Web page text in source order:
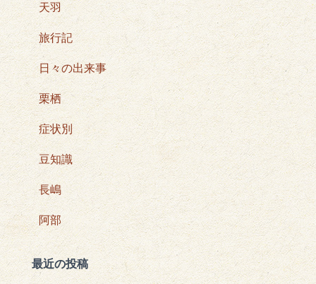
天羽
旅行記
日々の出来事
栗栖
症状別
豆知識
長嶋
阿部
最近の投稿